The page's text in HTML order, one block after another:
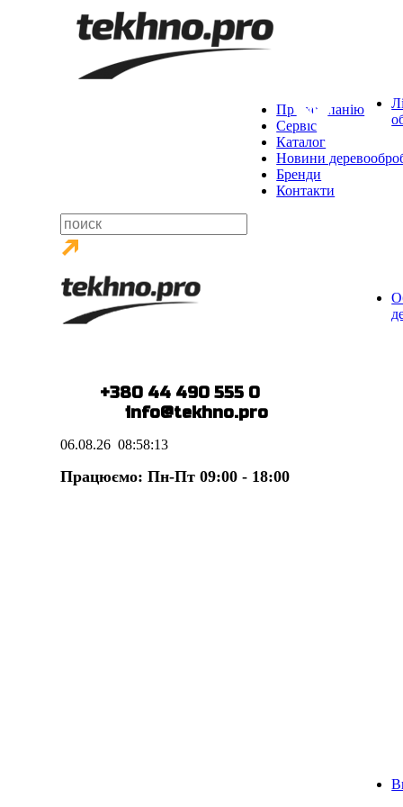
Про компанію
Сервіс
Каталог
Новини
Бренди
Контакти
+380 44 490 555 0
info@tekhno.pro
06.08.26 08:58:14
Працюємо: Пн-Пт 09:00 - 18:00